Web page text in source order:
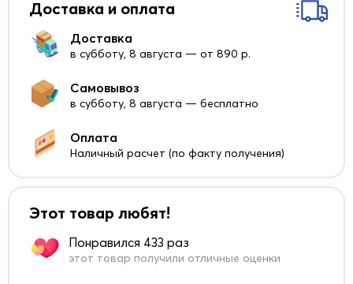
Доставка и оплата
Доставка
в субботу, 8 августа — от 890 р.
Самовывоз
в субботу, 8 августа — бесплатно
Оплата
Наличный расчет (по факту получения)
Этот товар любят!
Понравился 433 раз
этот товар получили отличные оценки